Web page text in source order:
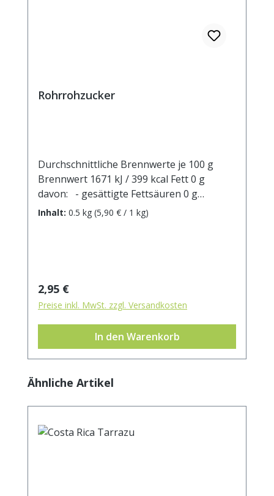
Rohrrohzucker
Durchschnittliche Brennwerte je 100 g
Brennwert 1671 kJ / 399 kcal Fett 0 g
davon: - gesättigte Fettsäuren 0 g
Kohlenhydrate 99,8 g davon: - Zucker 99,8
Inhalt: 0.5 kg (5,90 € / 1 kg)
Regulärer Preis:
2,95 €
Preise inkl. MwSt. zzgl. Versandkosten
In den Warenkorb
Produktgalerie überspringen
Ähnliche Artikel